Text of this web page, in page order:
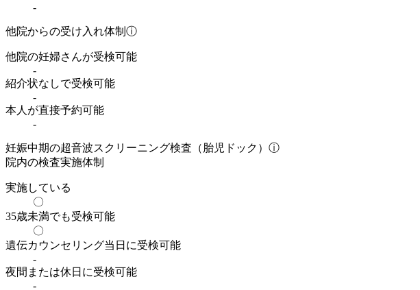
-
他院からの受け入れ体制 ⓘ
他院の妊婦さんが受検可能
-
紹介状なしで受検可能
-
本人が直接予約可能
-
妊娠中期の超音波スクリーニング検査（胎児ドック） ⓘ
院内の検査実施体制
実施している
〇
35歳未満でも受検可能
〇
遺伝カウンセリング当日に受検可能
-
夜間または休日に受検可能
-